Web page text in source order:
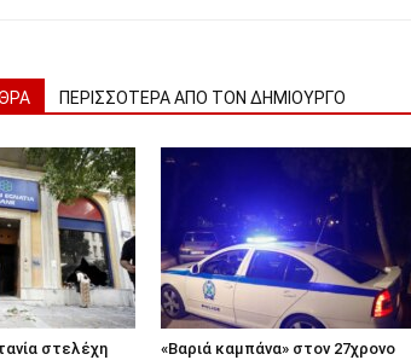
ΠΕΡΙΣΣΟΤΕΡΑ ΑΠΟ ΤΟΝ ΔΗΜΙΟΥΡΓΟ
στελέχη
«Βαριά καμπάνα» στον 27χρονο